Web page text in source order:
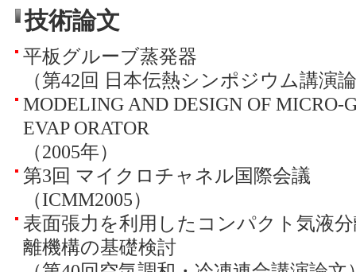
技術論文
平板グルーブ蒸発器
（第42回 日本伝熱シンポジウム講演
MODELING AND DESIGN OF MICRO-
EVAP ORATOR
（2005年）
第3回 マイクロチャネル国際会議
（ICMM2005）
表面張力を利用したコンパクト気液
離機構の基礎検討